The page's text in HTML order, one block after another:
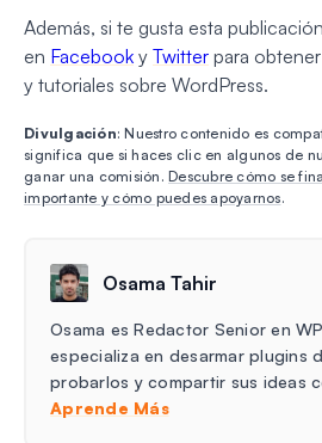
Además, si te gusta esta
en Facebook y Twitter para
y tutoriales sobre WordPress.
Divulgación: Nuestro contenido es
significa que si haces clic en algunos de
ganar una comisión. Descubre cómo se
importante y cómo puedes apoyarnos.
Osama Tahir
Osama es Redactor Senior en
especializa en desarmar plugins
probarlos y compartir sus ideas
Aprende Más